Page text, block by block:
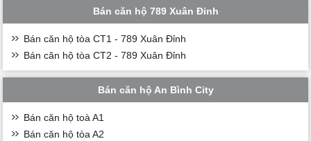
Bán căn hộ 789 Xuân Đỉnh
Bán căn hộ tòa CT1 - 789 Xuân Đỉnh
Bán căn hộ tòa CT2 - 789 Xuân Đỉnh
Bán căn hộ An Bình City
Bán căn hộ toà A1
Bán căn hộ tòa A2